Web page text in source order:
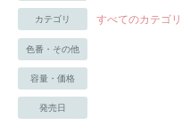
カテゴリ すべてのカテゴリ
色番・その他
容量・価格
発売日